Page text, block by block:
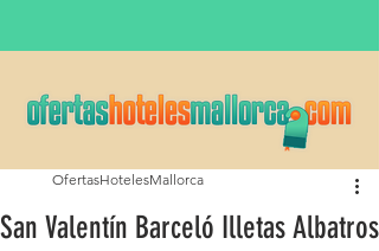
San Valentín Barceló Illetas Albatros
OfertasHotelesMallorca